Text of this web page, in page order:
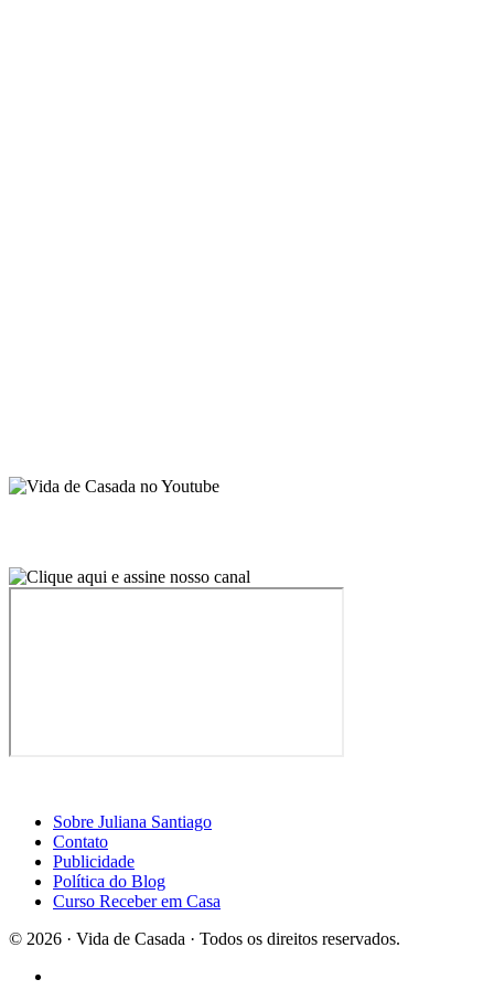
Sobre Juliana Santiago
Contato
Publicidade
Política do Blog
Curso Receber em Casa
© 2026 · Vida de Casada · Todos os direitos reservados.